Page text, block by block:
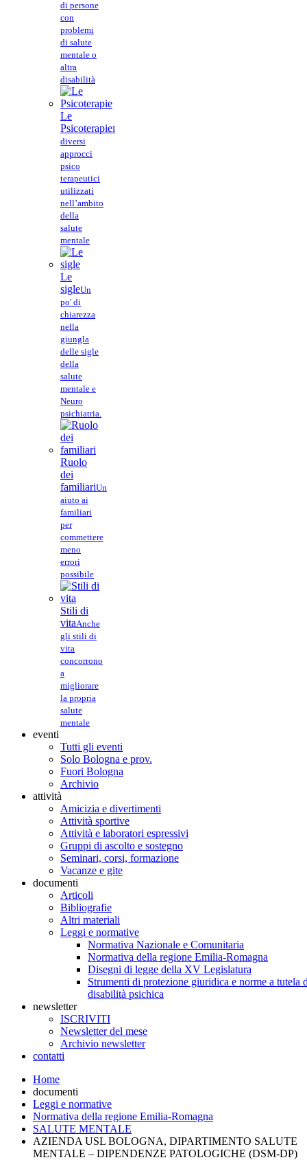
di persone
con
problemi
di salute
mentale o
altra
disabilità
Le
PsicoterapieI
diversi
approcci
psico
terapeutici
utilizzati
nell’ambito
della
salute
mentale
Le
sigleUn
po' di
chiarezza
nella
giungla
delle sigle
della
salute
mentale e
Neuro
psichiatria.
Ruolo
dei
familiariUn
aiuto ai
familiari
per
commettere
meno
errori
possibile
Stili di
vitaAnche
gli stili di
vita
concorrono
a
migliorare
la propria
salute
mentale
eventi
Tutti gli eventi
Solo Bologna e prov.
Fuori Bologna
Archivio
attività
Amicizia e divertimenti
Attività sportive
Attività e laboratori espressivi
Gruppi di ascolto e sostegno
Seminari, corsi, formazione
Vacanze e gite
documenti
Articoli
Bibliografie
Altri materiali
Leggi e normative
Normativa Nazionale e Comunitaria
Normativa della regione Emilia-Romagna
Disegni di legge della XV Legislatura
Strumenti di protezione giuridica e norme a tutela
disabilità psichica
newsletter
ISCRIVITI
Newsletter del mese
Archivio newsletter
contatti
Home
documenti
Leggi e normative
Normativa della regione Emilia-Romagna
SALUTE MENTALE
AZIENDA USL BOLOGNA, DIPARTIMENTO SALUTE
MENTALE – DIPENDENZE PATOLOGICHE (DSM-DP)